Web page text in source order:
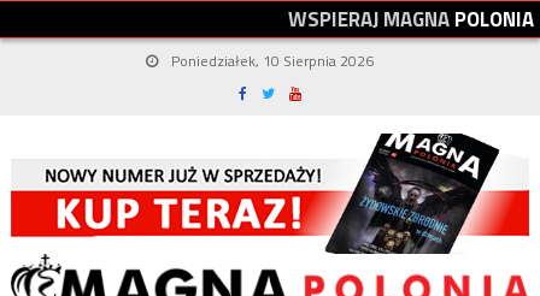
WSPIERAJMAGNAPOLONIA
Poniedziałek, 10 Sierpnia 2026